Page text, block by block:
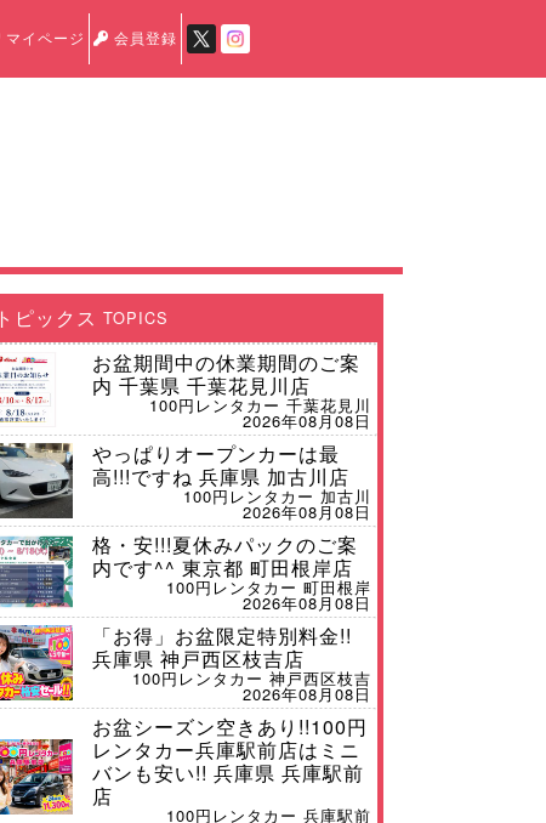
マイページ 会員登録
トピックス TOPICS
お盆期間中の休業期間のご案
内 千葉県 千葉花見川店
100円レンタカー 千葉花見川
2026年08月08日
やっぱりオープンカーは最
高!!!ですね 兵庫県 加古川店
100円レンタカー 加古川
2026年08月08日
格・安!!!夏休みパックのご案
内です^^ 東京都 町田根岸店
100円レンタカー 町田根岸
2026年08月08日
「お得」お盆限定特別料金!!
兵庫県 神戸西区枝吉店
100円レンタカー 神戸西区枝吉
2026年08月08日
お盆シーズン空きあり!!100円
レンタカー兵庫駅前店はミニ
バンも安い!! 兵庫県 兵庫駅前
店
100円レンタカー 兵庫駅前